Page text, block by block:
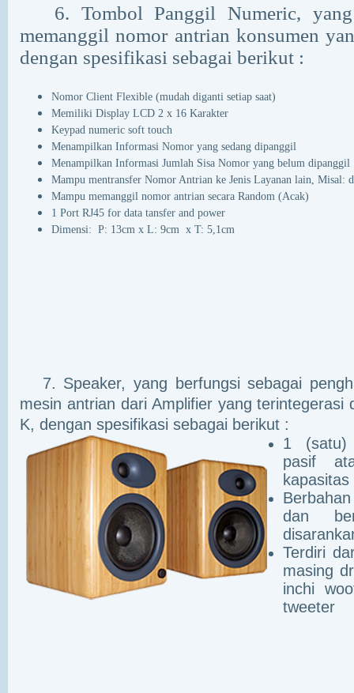
6. Tombol Panggil Numeric, yang
memanggil nomor antrian konsumen
dengan spesifikasi sebagai berikut :
Nomor Client Flexible (mudah diganti setiap saat)
Memiliki Display LCD 2 x 16 Karakter
Keypad numeric soft touch
Menampilkan Informasi Nomor yang sedang dipanggil
Menampilkan Informasi Jumlah Sisa Nomor yang belum dipanggil
Mampu mentransfer Nomor Antrian ke Jenis Layanan lain, Misal:
Mampu memanggil nomor antrian secara Random (Acak)
1 Port RJ45 for data tansfer and power
Dimensi: P: 13cm x L: 9cm x T: 5,1cm
7. Speaker, yang berfungsi sebagai
mesin antrian dari Amplifier yang terintegerasi
K, dengan spesifikasi sebagai berikut :
1 (satu)
pasif
dan
Terdiri
masing
inchi
tweeter